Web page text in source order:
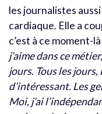
les journalistes
cardiaque. Elle a
c’est à ce moment-
j’aime dans ce
jours. Tous les jours,
d’intéressant. Les
Moi, j’ai